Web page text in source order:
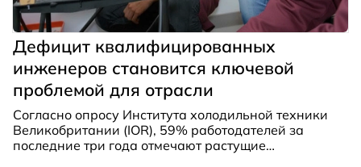
Дефицит квалифицированных
инженеров становится ключевой
проблемой для отрасли
Согласно опросу Института холодильной техники
Великобритании (IOR), 59% работодателей за
последние три года отмечают растущие